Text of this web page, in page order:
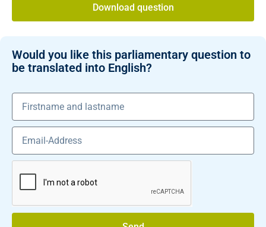
Download question
Would you like this parliamentary question to
be translated into English?